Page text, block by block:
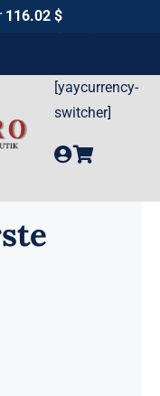
[yaycurrency-
switcher]
116.02 $